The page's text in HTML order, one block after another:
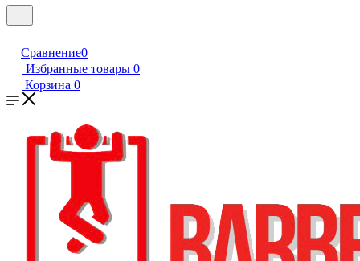
Сравнение0
Избранные товары 0
Корзина 0